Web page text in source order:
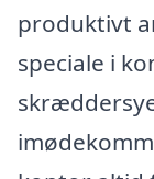
produktivt
speciale i